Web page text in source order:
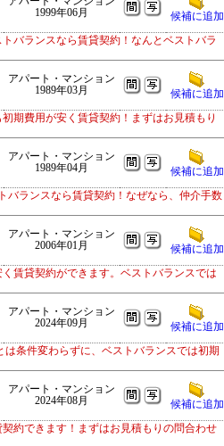
1999年06月
候補に追加
バランスなら賃貸契約！なんとベストバラ
アパート・マンション
1989年03月
候補に追加
期費用が安く賃貸契約！まずはお見積もり
アパート・マンション
1989年04月
候補に追加
バランスなら賃貸契約！なぜなら、仲介手数
アパート・マンション
2006年01月
候補に追加
賃貸契約ができます。ベストバランスでは
アパート・マンション
2024年09月
候補に追加
条件変わらずに、ベストバランスでは初期
アパート・マンション
2024年08月
候補に追加
約できます！まずはお見積もりの問合わせ